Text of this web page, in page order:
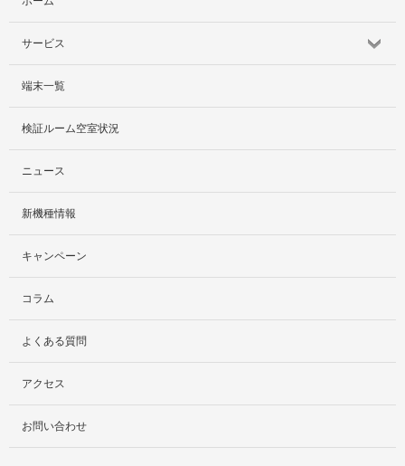
サービス
サービス紹介
社外貸出プラン
検証ルーム
料金プラン
レンタルルームプラン
お手軽検証パック
端末一覧
検証ルーム空室状況
ニュース
新機種情報
キャンペーン
コラム
よくある質問
アクセス
お問い合わせ